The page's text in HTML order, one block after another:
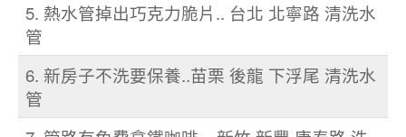
5. 熱水管掉出巧克力脆片.. 台北 北寧路 清洗水
管
6. 新房子不洗要保養..苗栗 後龍 下浮尾 清洗水
管